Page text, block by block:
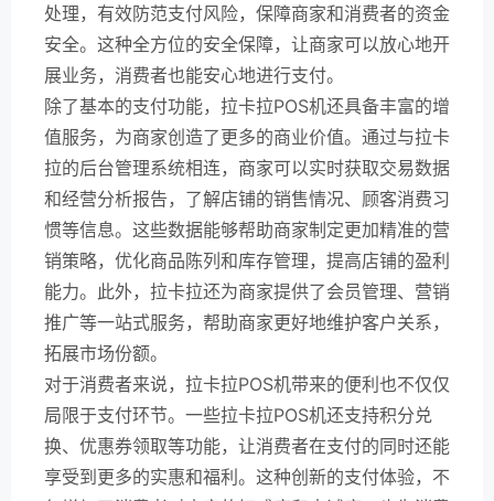
处理，有效防范支付风险，保障商家和消费者的资金
安全。这种全方位的安全保障，让商家可以放心地开
展业务，消费者也能安心地进行支付。
除了基本的支付功能，拉卡拉POS机还具备丰富的增
值服务，为商家创造了更多的商业价值。通过与拉卡
拉的后台管理系统相连，商家可以实时获取交易数据
和经营分析报告，了解店铺的销售情况、顾客消费习
惯等信息。这些数据能够帮助商家制定更加精准的营
销策略，优化商品陈列和库存管理，提高店铺的盈利
能力。此外，拉卡拉还为商家提供了会员管理、营销
推广等一站式服务，帮助商家更好地维护客户关系，
拓展市场份额。
对于消费者来说，拉卡拉POS机带来的便利也不仅仅
局限于支付环节。一些拉卡拉POS机还支持积分兑
换、优惠券领取等功能，让消费者在支付的同时还能
享受到更多的实惠和福利。这种创新的支付体验，不